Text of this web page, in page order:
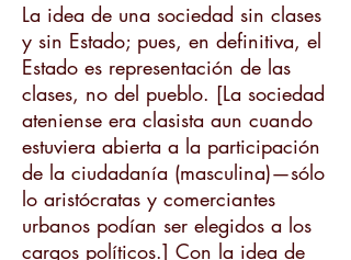
La idea de una sociedad sin clases
y sin Estado; pues, en definitiva, el
Estado es representación de las
clases, no del pueblo. [La sociedad
ateniense era clasista aun cuando
estuviera abierta a la participación
de la ciudadanía (masculina)—sólo
lo aristócratas y comerciantes
urbanos podían ser elegidos a los
cargos políticos.] Con la idea de